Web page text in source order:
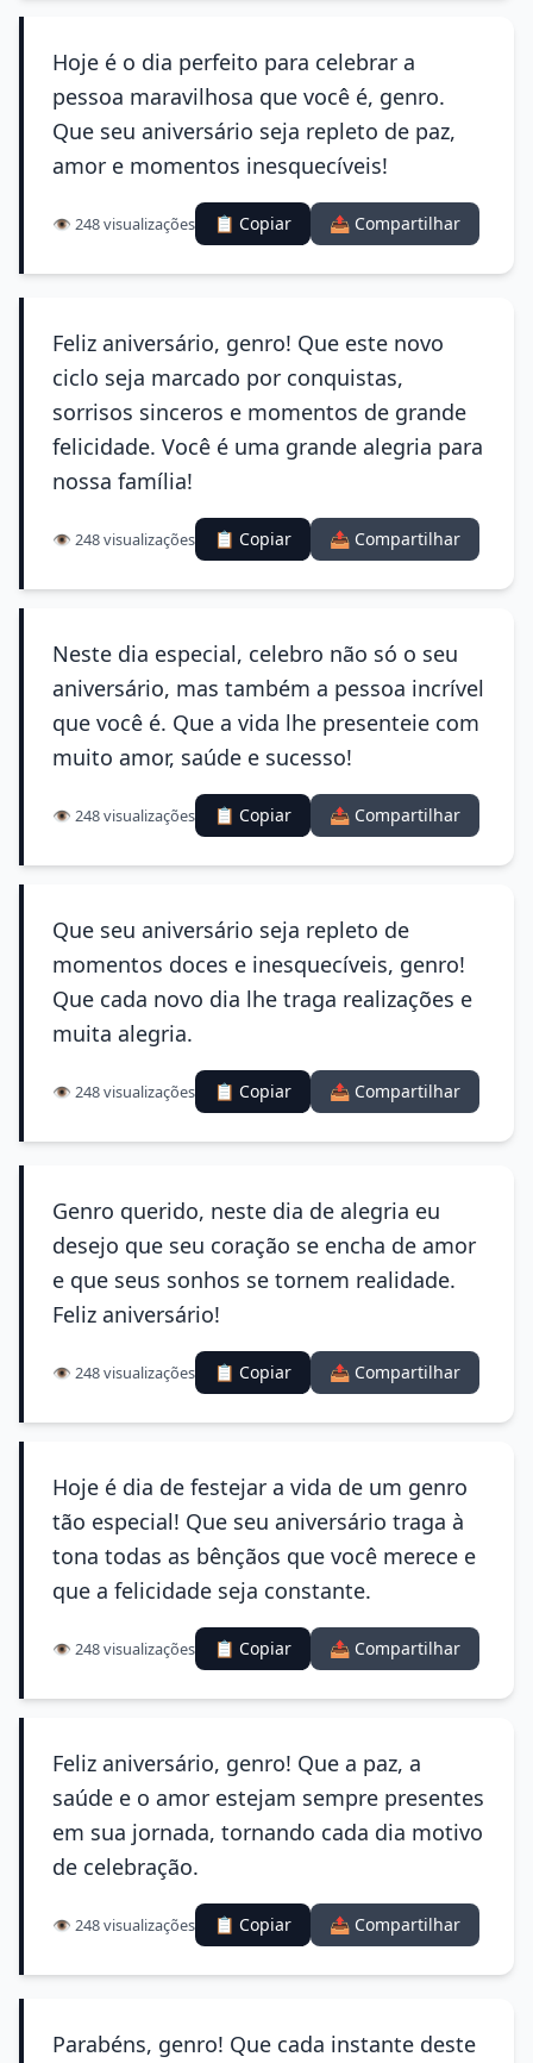
Hoje é o dia perfeito para celebrar a
pessoa maravilhosa que você é, genro.
Que seu aniversário seja repleto de paz,
amor e momentos inesquecíveis!
👁️ 248 visualizações 📋 Copiar 📤 Compartilhar
Feliz aniversário, genro! Que este novo
ciclo seja marcado por conquistas,
sorrisos sinceros e momentos de grande
felicidade. Você é uma grande alegria para
nossa família!
👁️ 248 visualizações 📋 Copiar 📤 Compartilhar
Neste dia especial, celebro não só o seu
aniversário, mas também a pessoa incrível
que você é. Que a vida lhe presenteie com
muito amor, saúde e sucesso!
👁️ 248 visualizações 📋 Copiar 📤 Compartilhar
Que seu aniversário seja repleto de
momentos doces e inesquecíveis, genro!
Que cada novo dia lhe traga realizações e
muita alegria.
👁️ 248 visualizações 📋 Copiar 📤 Compartilhar
Genro querido, neste dia de alegria eu
desejo que seu coração se encha de amor
e que seus sonhos se tornem realidade.
Feliz aniversário!
👁️ 248 visualizações 📋 Copiar 📤 Compartilhar
Hoje é dia de festejar a vida de um genro
tão especial! Que seu aniversário traga à
tona todas as bênçãos que você merece e
que a felicidade seja constante.
👁️ 248 visualizações 📋 Copiar 📤 Compartilhar
Feliz aniversário, genro! Que a paz, a
saúde e o amor estejam sempre presentes
em sua jornada, tornando cada dia motivo
de celebração.
👁️ 248 visualizações 📋 Copiar 📤 Compartilhar
Parabéns, genro! Que cada instante deste